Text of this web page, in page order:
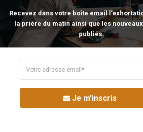
seeing with new eyes. All journeys have
which the traveler is unaware.
Recevez dans votre boîte email
la prière du matin ainsi que les
publiés.
Je m'inscris